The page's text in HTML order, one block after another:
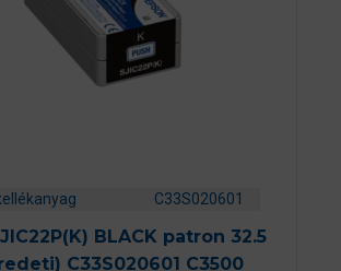
C33S020601
BLACK patron 32.5
C33S020601 C3500